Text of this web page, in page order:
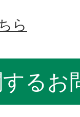
ら
るお